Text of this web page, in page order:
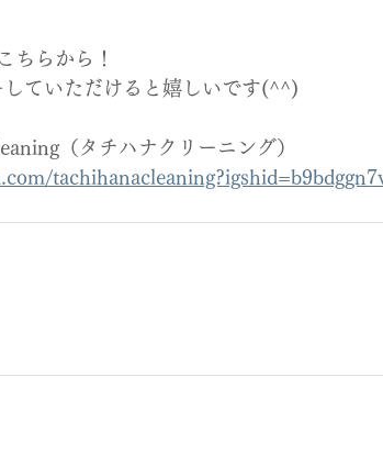
ちらから！
していただけると嬉しいです(^^)
（タチハナクリーニング）